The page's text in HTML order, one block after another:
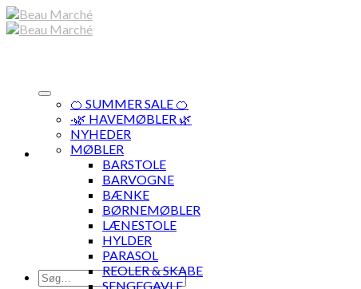
Skip
to
Søg
🍊 SUMMER SALE 🍊
·🌿 HAVEMØBLER 🌿
NYHEDER
MØBLER
BARSTOLE
BARVOGNE
BÆNKE
BØRNEMØBLER
LÆNESTOLE
HYLDER
PARASOL
REOLER & SKABE
SENGEGAVLE